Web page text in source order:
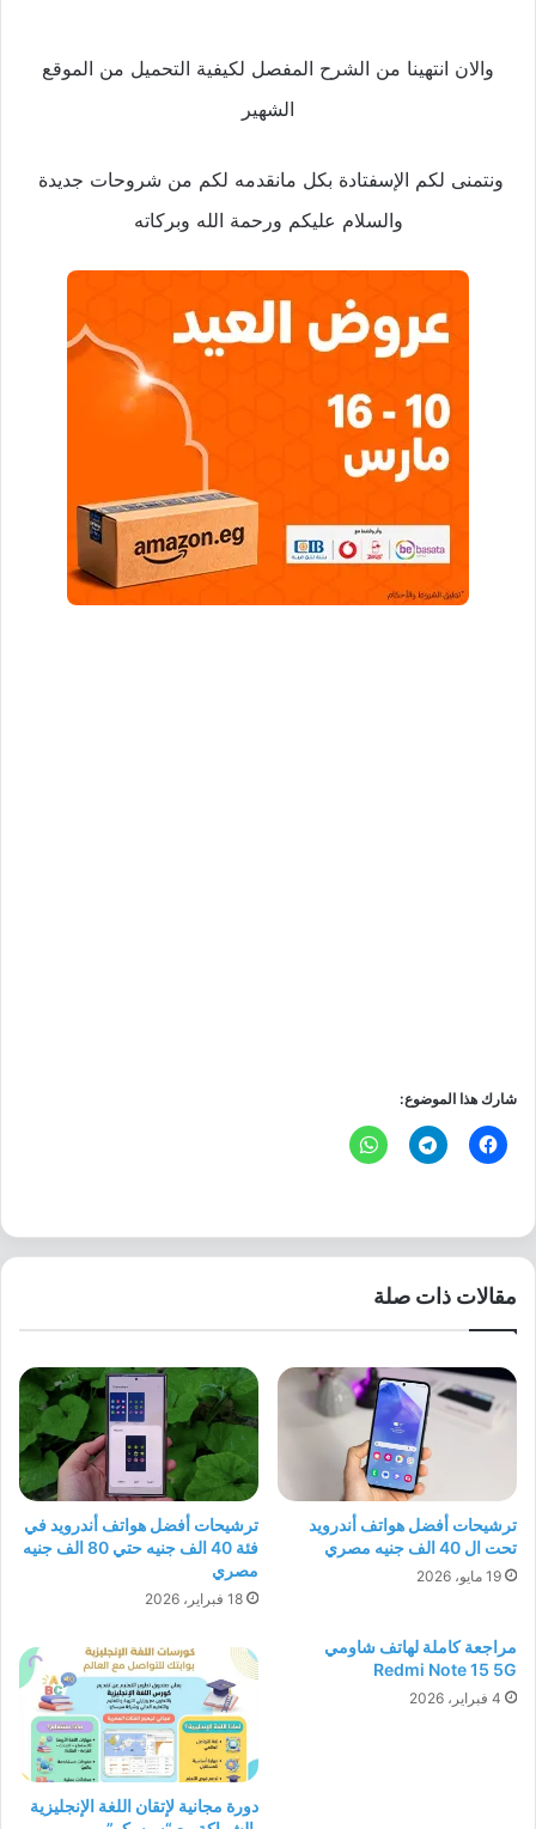
والان انتهينا من الشرح المفصل لكيفية التحميل من الموقع
الشهير
ونتمنى لكم الإسفتادة بكل مانقدمه لكم من شروحات جديدة
والسلام عليكم ورحمة الله وبركاته
شارك هذا الموضوع:
مقالات ذات صلة
ترشيحات أفضل هواتف أندرويد
تحت ال 40 الف جنيه مصري
19 مايو، 2026
ترشيحات أفضل هواتف أندرويد في
فئة 40 الف جنيه حتي 80 الف جنيه
مصري
18 فبراير، 2026
مراجعة كاملة لهاتف شاومي
Redmi Note 15 5G
4 فبراير، 2026
دورة مجانية لإتقان اللغة الإنجليزية